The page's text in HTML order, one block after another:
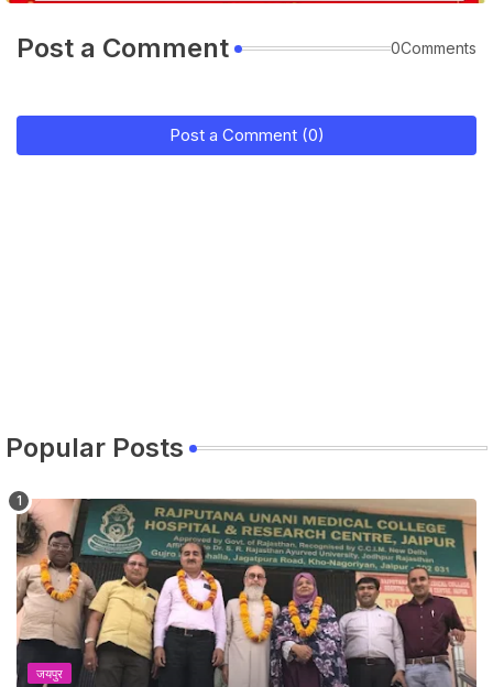
Post a Comment 0Comments
Post a Comment (0)
Popular Posts
जयपुर